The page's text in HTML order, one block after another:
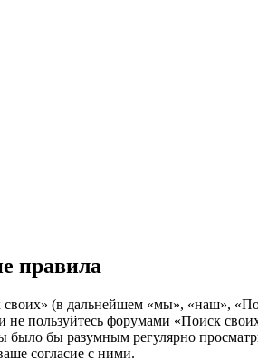
правила
(в дальнейшем «мы», «наш»,
не пользуйтесь форумами «Поиск
было бы разумным регулярно
согласие с ними.